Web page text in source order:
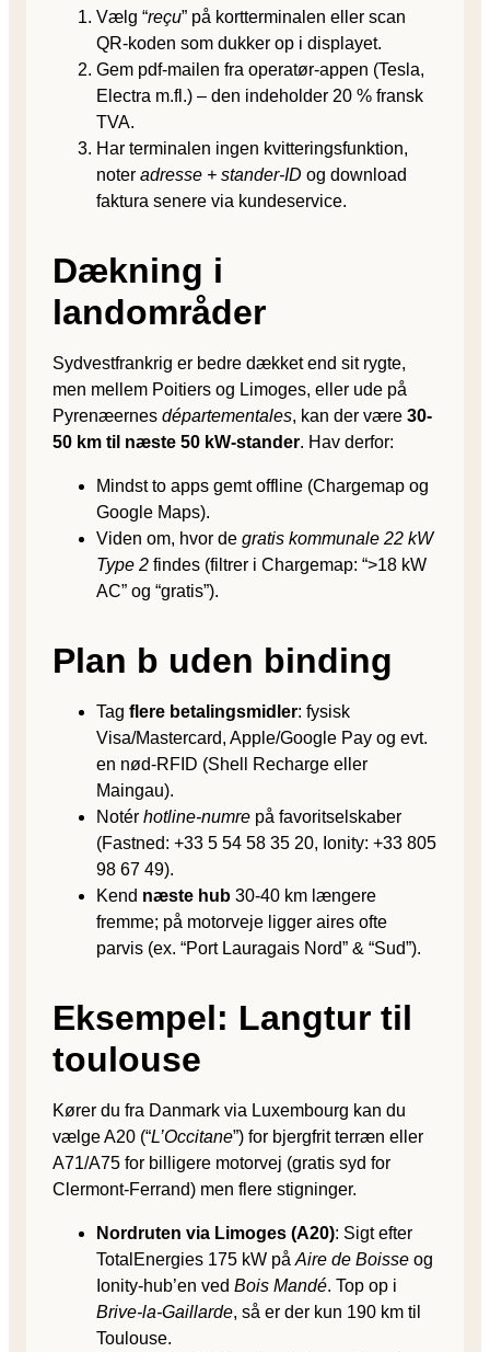
Vælg “reçu” på kortterminalen eller scan
QR-koden som dukker op i displayet.
Gem pdf-mailen fra operatør-appen (Tesla,
Electra m.fl.) – den indeholder 20 % fransk
TVA.
Har terminalen ingen kvitteringsfunktion,
noter adresse + stander-ID og download
faktura senere via kundeservice.
Dækning i
landområder
Sydvestfrankrig er bedre dækket end sit rygte,
men mellem Poitiers og Limoges, eller ude på
Pyrenæernes départementales, kan der være 30-
50 km til næste 50 kW-stander. Hav derfor:
Mindst to apps gemt offline (Chargemap og
Google Maps).
Viden om, hvor de gratis kommunale 22 kW
Type 2 findes (filtrer i Chargemap: “>18 kW
AC” og “gratis”).
Plan b uden binding
Tag flere betalingsmidler: fysisk
Visa/Mastercard, Apple/Google Pay og evt.
en nød-RFID (Shell Recharge eller
Maingau).
Notér hotline-numre på favoritselskaber
(Fastned: +33 5 54 58 35 20, Ionity: +33 805
98 67 49).
Kend næste hub 30-40 km længere
fremme; på motorveje ligger aires ofte
parvis (ex. “Port Lauragais Nord” & “Sud”).
Eksempel: Langtur til
toulouse
Kører du fra Danmark via Luxembourg kan du
vælge A20 (“L’Occitane”) for bjergfrit terræn eller
A71/A75 for billigere motorvej (gratis syd for
Clermont-Ferrand) men flere stigninger.
Nordruten via Limoges (A20): Sigt efter
TotalEnergies 175 kW på Aire de Boisse og
Ionity-hub’en ved Bois Mandé. Top op i
Brive-la-Gaillarde, så er der kun 190 km til
Toulouse.